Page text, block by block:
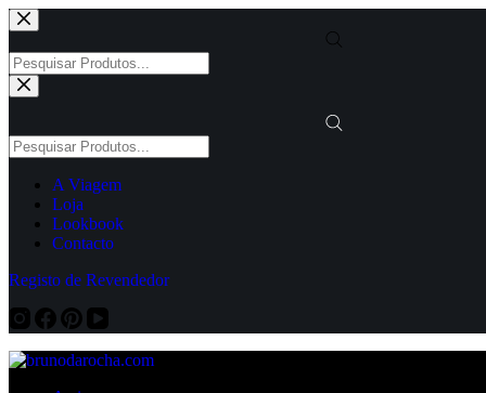
Pular
para
o
conteúdo
Products
search
Products
search
A Viagem
Loja
Lookbook
Contacto
Registo de Revendedor